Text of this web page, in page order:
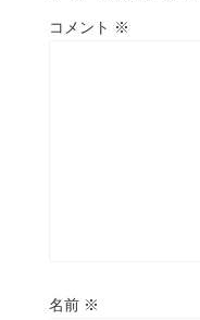
コメント ※
名前 ※